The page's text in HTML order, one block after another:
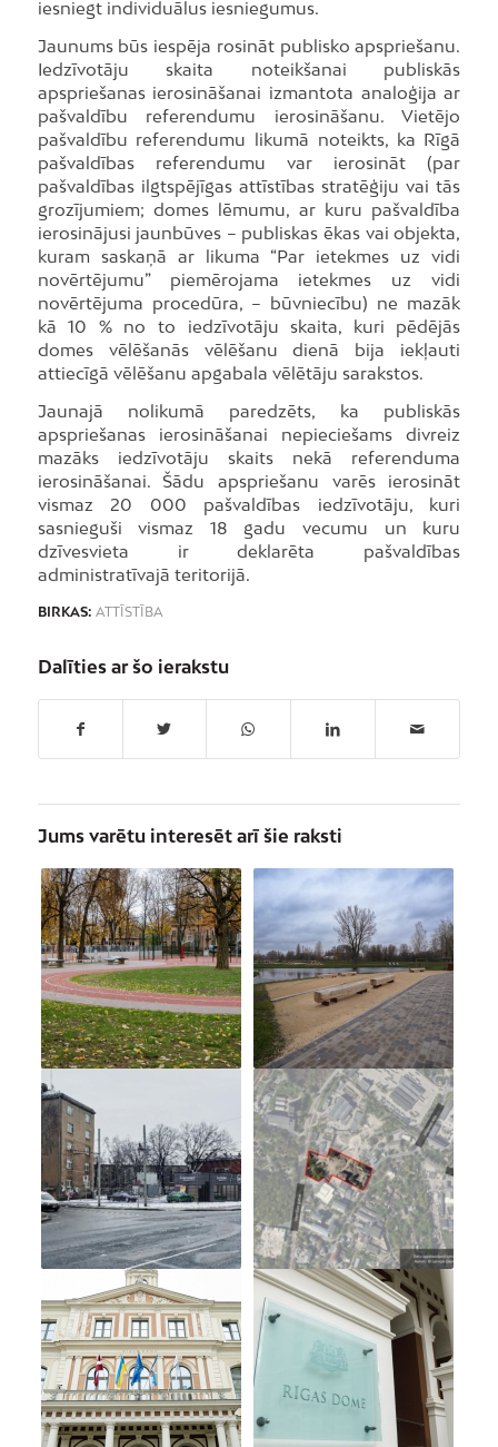
iesniegt individuālus iesniegumus.
Jaunums būs iespēja rosināt publisko apspriešanu.
Iedzīvotāju skaita noteikšanai publiskās
apspriešanas ierosināšanai izmantota analoģija ar
pašvaldību referendumu ierosināšanu. Vietējo
pašvaldību referendumu likumā noteikts, ka Rīgā
pašvaldības referendumu var ierosināt (par
pašvaldības ilgtspējīgas attīstības stratēģiju vai tās
grozījumiem; domes lēmumu, ar kuru pašvaldība
ierosinājusi jaunbūves – publiskas ēkas vai objekta,
kuram saskaņā ar likuma “Par ietekmes uz vidi
novērtējumu” piemērojama ietekmes uz vidi
novērtējuma procedūra, – būvniecību) ne mazāk
kā 10 % no to iedzīvotāju skaita, kuri pēdējās
domes vēlēšanās vēlēšanu dienā bija iekļauti
attiecīgā vēlēšanu apgabala vēlētāju sarakstos.
Jaunajā nolikumā paredzēts, ka publiskās
apspriešanas ierosināšanai nepieciešams divreiz
mazāks iedzīvotāju skaits nekā referenduma
ierosināšanai. Šādu apspriešanu varēs ierosināt
vismaz 20 000 pašvaldības iedzīvotāju, kuri
sasnieguši vismaz 18 gadu vecumu un kuru
dzīvesvieta ir deklarēta pašvaldības
administratīvajā teritorijā.
BIRKAS: ATTĪSTĪBA
Dalīties ar šo ierakstu
Jums varētu interesēt arī šie raksti